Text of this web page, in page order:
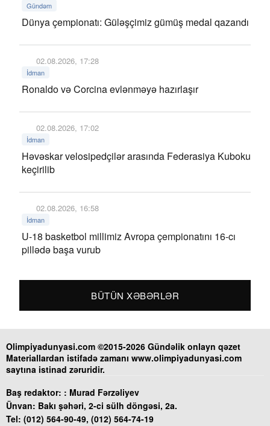
Gündəm
Dünya çempionatı: Güləşçimiz gümüş medal qazandı
02.08.2026, 17:28
İdman
Ronaldo və Corcina evlənməyə hazırlaşır
02.08.2026, 17:02
İdman
Həvəskar velosipedçilər arasında Federasiya Kuboku
keçirilib
02.08.2026, 16:58
İdman
U-18 basketbol millimiz Avropa çempionatını 16-cı
pillədə başa vurub
BÜTÜN XƏBƏRLƏR
Olimpiyadunyasi.com ©2015-2026 Gündəlik onlayn qəzet
Materiallardan istifadə zamanı www.olimpiyadunyasi.com
saytına istinad zəruridir.
Baş redaktor: : Murad Fərzəliyev
Ünvan: Bakı şəhəri, 2-ci sülh döngəsi, 2a.
Tel: (012) 564-90-49, (012) 564-74-19